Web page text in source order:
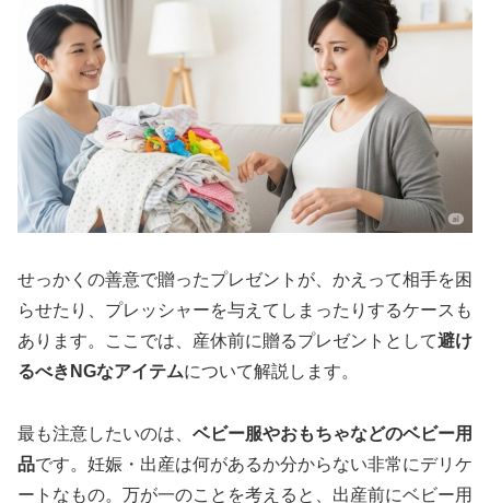
せっかくの善意で贈ったプレゼントが、かえって相手を困
らせたり、プレッシャーを与えてしまったりするケースも
あります。ここでは、産休前に贈るプレゼントとして避け
るべきNGなアイテムについて解説します。
最も注意したいのは、 ベビー服やおもちゃなどのベビー用
品です。妊娠・出産は何があるか分からない非常にデリケ
ートなもの。 万が一のことを考えると、出産前にベビー用